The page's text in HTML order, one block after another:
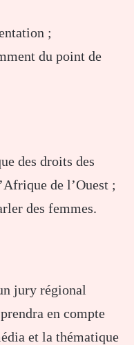
;
du point de
des droits des
de l’Ouest ;
des femmes.
jury régional
en compte
et la thématique